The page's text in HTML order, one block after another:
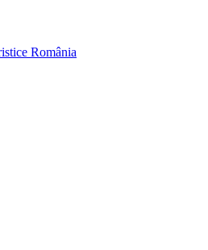
România